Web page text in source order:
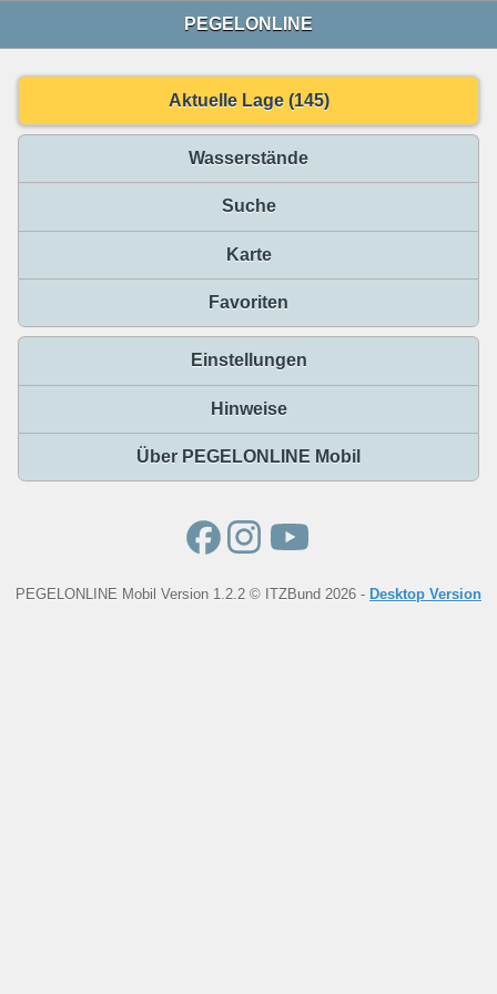
PEGELONLINE
Aktuelle Lage (145)
Wasserstände
Suche
Karte
Favoriten
Einstellungen
Hinweise
Über PEGELONLINE Mobil
PEGELONLINE Mobil Version 1.2.2 © ITZBund 2026 - Desktop Version